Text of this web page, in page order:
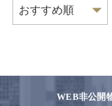
WEB非公開